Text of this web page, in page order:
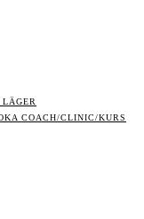
COACH/CLINIC/KURS